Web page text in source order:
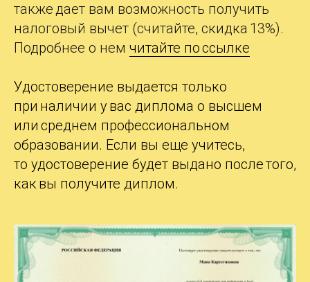
также дает вам возможность получить
налоговый вычет (считайте, скидка 13%).
Подробнее о нем читайте по ссылке
Удостоверение выдается только
при наличии у вас диплома о высшем
или среднем профессиональном
образовании. Если вы еще учитесь,
то удостоверение будет выдано после того,
как вы получите диплом.